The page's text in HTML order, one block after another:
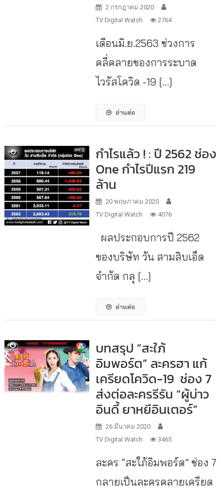
2 กรกฎาคม 2020
TV Digital Watch
2764
เดือนมิ.ย.2563 ช่วงการ
คลี่คลายของการระบาด
ไวรัสโควิด -19 […]
อ่านต่อ
กำไรแล้ว ! : ปี 2562 ช่อง
One กำไรปีแรก 219
ล้าน
20 พฤษภาคม 2020
TV Digital Watch
4076
ผลประกอบการปี 2562
ของบริษัท วัน สามสิบเอ็ด
จำกัด กลุ […]
อ่านต่อ
บทสรุป “สะใภ้
อิมพอร์ต” ละครฮา แก้
เครียดโควิด-19 ช่อง 7
ส่งต่อละครรีรัน “ผู้บ่าว
อินดี้ ยาหยีอินเตอร์”
26 มีนาคม 2020
TV Digital Watch
3465
ละคร “สะใภ้อิมพอร์ต” ช่อง 7
กลายเป็นละครคลายเครียด